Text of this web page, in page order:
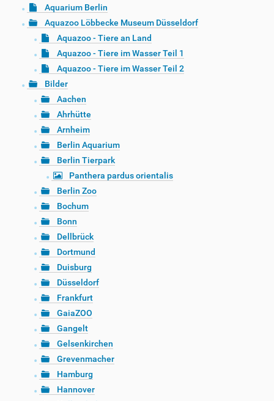
Aquarium Berlin
Aquazoo Löbbecke Museum Düsseldorf
Aquazoo - Tiere an Land
Aquazoo - Tiere im Wasser Teil 1
Aquazoo - Tiere im Wasser Teil 2
Bilder
Aachen
Ahrhütte
Arnheim
Berlin Aquarium
Berlin Tierpark
Panthera pardus orientalis
Berlin Zoo
Bochum
Bonn
Dellbrück
Dortmund
Duisburg
Düsseldorf
Frankfurt
GaiaZOO
Gangelt
Gelsenkirchen
Grevenmacher
Hamburg
Hannover